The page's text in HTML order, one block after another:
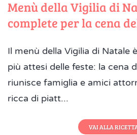
Menù della Vigilia di
complete per la cena
Il menù della Vigilia di Natale
più attesi delle feste: la cena
riunisce famiglia e amici
ricca di piatt...
VAI ALLA